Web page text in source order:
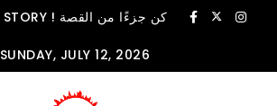
BE PART OF THE STORY ! كن جزءًا من القصة
SUNDAY, JULY 12, 2026